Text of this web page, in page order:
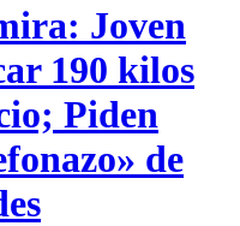
Joven
190 kilos
Piden
de